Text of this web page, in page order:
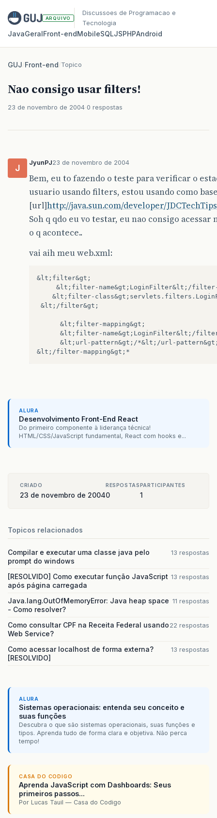
ARQUIVO
Discussoes de Programacao e
Tecnologia
JavaGeralFront‑endMobileSQLJSPHPAndroid
GUJ/Front-end/Topico
Nao consigo usar filters!
23 de novembro de 2004 0 respostas
J
JyunPJ23 de novembro de 2004
Bem, eu to fazendo o teste para verificar o
usuario usando filters, estou usando como
[url]http://java.sun.com/developer/
Soh q qdo eu vo testar, eu nao consigo acessar
o q acontece..
vai aih meu web.xml:
&lt;filter&gt;
&lt;filter-name&gt;LoginFilter&lt;/
&lt;filter-
&lt;/filter&gt;
ALURA
Desenvolvimento Front-End React
Do primeiro componente à liderança técnica!
HTML/CSS/JavaScript fundamental, React com hooks e...
CRIADO
23 de novembro de 2004
RESPOSTAS
0
PARTICIPANTES
1
Topicos relacionados
Compilar e executar uma classe java pelo
prompt do windows
13 respostas
[RESOLVIDO] Como executar função JavaScript
após página carregada
13 respostas
Java.lang.OutOfMemoryError: Java heap space
- Como resolver?
11 respostas
Como consultar CPF na Receita Federal usando
Web Service?
22 respostas
Como acessar localhost de forma externa?
[RESOLVIDO]
13 respostas
ALURA
Sistemas operacionais: entenda seu conceito e
suas funções
Descubra o que são sistemas operacionais, suas funções e
tipos. Aprenda tudo de forma clara e objetiva. Não perca
tempo!
CASA DO CODIGO
Aprenda JavaScript com Dashboards: Seus
primeiros passos...
Por Lucas Tauil — Casa do Codigo